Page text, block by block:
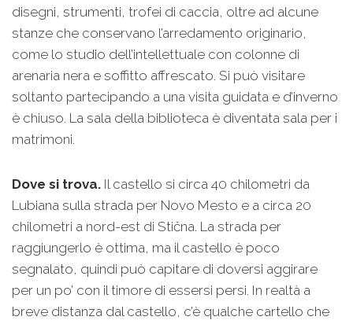
disegni, strumenti, trofei di caccia, oltre ad alcune
stanze che conservano l’arredamento originario,
come lo studio dell’intellettuale con colonne di
arenaria nera e soffitto affrescato. Si può visitare
soltanto partecipando a una visita guidata e d’inverno
è chiuso. La sala della biblioteca è diventata sala per i
matrimoni.
Dove si trova. Il castello si circa 40 chilometri da
Lubiana sulla strada per Novo Mesto e a circa 20
chilometri a nord-est di Stična. La strada per
raggiungerlo è ottima, ma il castello è poco
segnalato, quindi può capitare di doversi aggirare
per un po’ con il timore di essersi persi. In realtà a
breve distanza dal castello, c’è qualche cartello che